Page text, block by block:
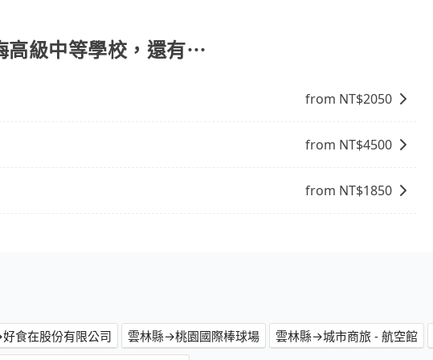
不必要的風險。而tripool雇用的司機、使用的車輛以及配合的車行，
職業駕駛執照以及良民證外，車輛一定投保最高300萬乘客險。最
高級中等學校，還有⋯
from NT$2050
from NT$4500
from NT$1850
食在股份有限公司 雲林縣→桃園國際棒球場 雲林縣→城市商旅 - 航空館